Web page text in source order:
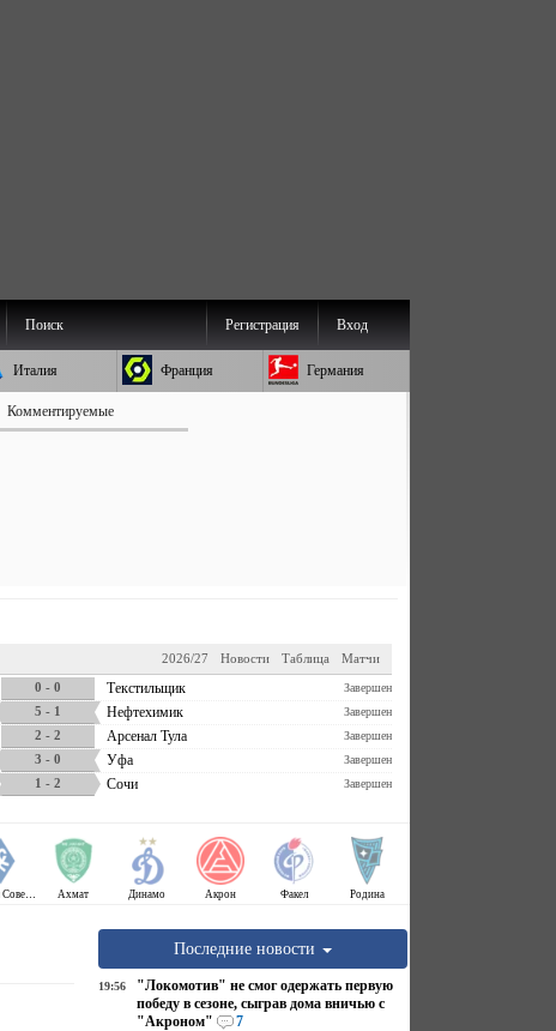
Поиск Вход
Регистрация
Италия Франция Германия
Комментируемые
Матчи
Таблица
Новости
2026/27
0 - 0 Текстильщик Завершен
5 - 1 Нефтехимик Завершен
2 - 2 Арсенал Тула Завершен
3 - 0 Уфа Завершен
1 - 2 Сочи Завершен
Крылья Советов Ахмат Динамо Акрон Факел Родина
Последние новости
19:56
"Локомотив" не смог одержать первую
победу в сезоне, сыграв дома вничью с
"Акроном"
7